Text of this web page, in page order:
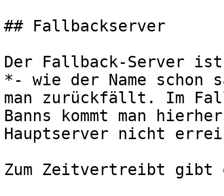
## Fallbackserver
Der Fallback-Server ist
*- wie der Name
man zurückfällt. Im
Banns kommt man
Hauptserver nicht
Zum Zeitvertreibt gibt